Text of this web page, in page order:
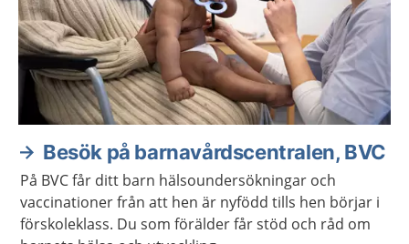
Besök på barnavårdscentralen, BVC
På BVC får ditt barn hälsoundersökningar och
vaccinationer från att hen är nyfödd tills hen börjar i
förskoleklass. Du som förälder får stöd och råd om